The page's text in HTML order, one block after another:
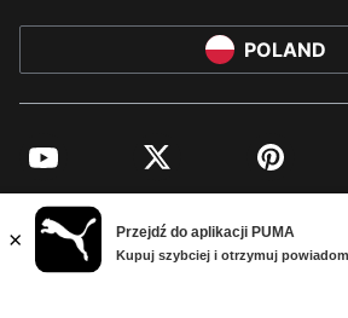
POLAND
YouTube Twitter Pinterest
© PUMA EUROPE GMBH, 2026.
NADRUK